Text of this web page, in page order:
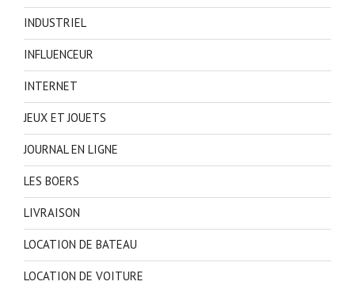
INDUSTRIEL
INFLUENCEUR
INTERNET
JEUX ET JOUETS
JOURNAL EN LIGNE
LES BOERS
LIVRAISON
LOCATION DE BATEAU
LOCATION DE VOITURE